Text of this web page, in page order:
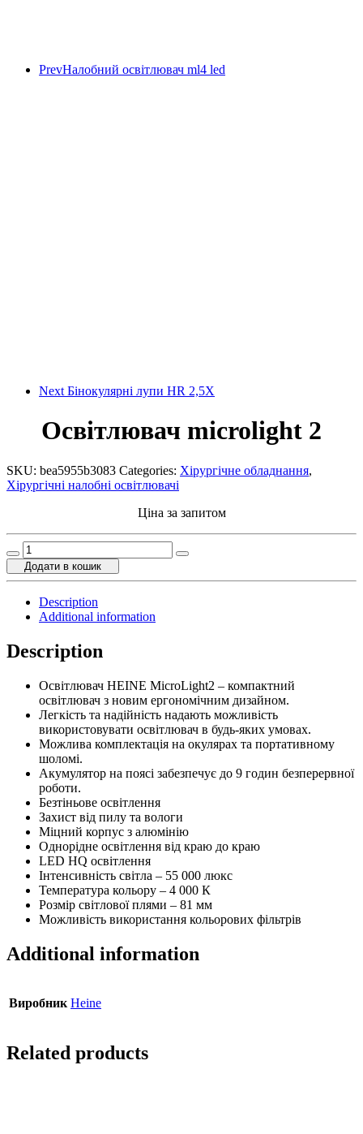
PrevНалобний освітлювач ml4 led
Next Бінокулярні лупи HR 2,5X
Освітлювач microlight 2
SKU: bea5955b3083 Categories: Хірургічне обладнання,
Хірургічні налобні освітлювачі
Ціна за запитом
Освітлювач
microlight
2
Додати в кошик
Description
Additional information
Description
Освітлювач HEINE MicroLight2 – компактний
освітлювач з новим ергономічним дизайном.
Легкість та надійність надають можливість
використовувати освітлювач в будь-яких умовах.
Можлива комплектація на окулярах та портативному
шоломі.
Акумулятор на поясі забезпечує до 9 годин безперервної
роботи.
Безтіньове освітлення
Захист від пилу та вологи
Міцний корпус з алюмінію
Однорідне освітлення від краю до краю
LED HQ освітлення
Інтенсивність світла – 55 000 люкс
Температура кольору – 4 000 К
Розмір світлової плями – 81 мм
Можливість використання кольорових фільтрів
Additional information
Виробник Heine
Related products